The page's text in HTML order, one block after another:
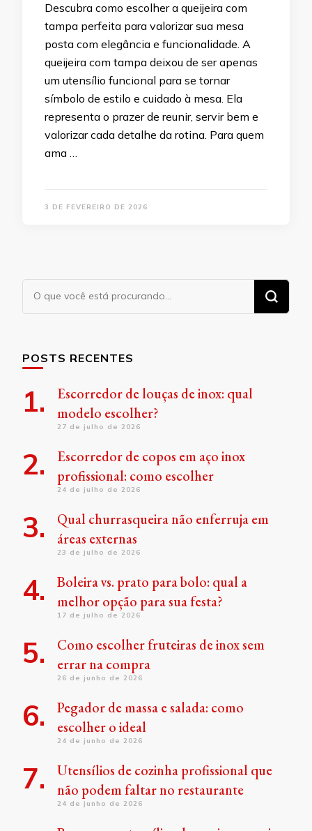
Descubra como escolher a queijeira com
tampa perfeita para valorizar sua mesa
posta com elegância e funcionalidade. A
queijeira com tampa deixou de ser apenas
um utensílio funcional para se tornar
símbolo de estilo e cuidado à mesa. Ela
representa o prazer de reunir, servir bem e
valorizar cada detalhe da rotina. Para quem
ama …
3 DE FEVEREIRO DE 2026
Procurando
algo?
POSTS RECENTES
Escorredor de louças de inox: qual
modelo escolher?
27 de julho de 2026
Escorredor de copos em aço inox
profissional: como escolher
24 de julho de 2026
Qual churrasqueira não enferruja em
áreas externas
23 de julho de 2026
Boleira vs. prato para bolo: qual a
melhor opção para sua festa?
17 de julho de 2026
Como escolher fruteiras de inox sem
errar na compra
26 de junho de 2026
Pegador de massa e salada: como
escolher o ideal
24 de junho de 2026
Utensílios de cozinha profissional que
não podem faltar no restaurante
24 de junho de 2026